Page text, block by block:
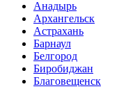
Анадырь
Архангельск
Астрахань
Барнаул
Белгород
Биробиджан
Благовещенск